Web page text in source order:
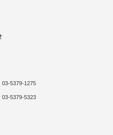
03-5379-1275
03-5379-5323